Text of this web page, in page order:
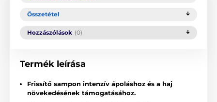
Összetétel
Hozzászólások (0)
Termék leírása
Frissítő sampon intenzív ápoláshoz és a haj
növekedésének támogatásához.